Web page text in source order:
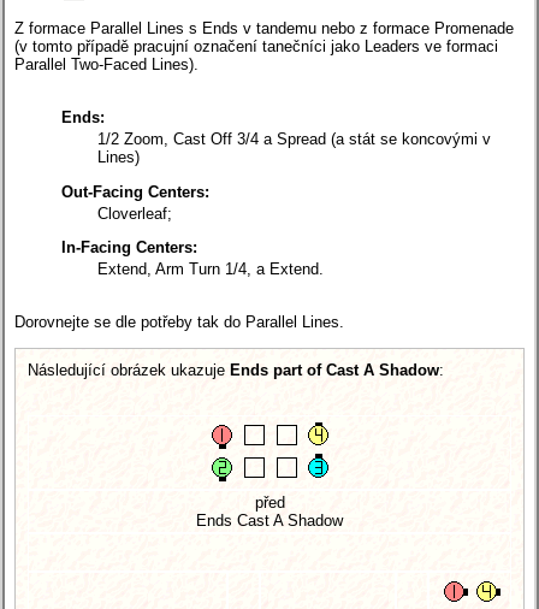
Z formace Parallel Lines s Ends v tandemu nebo z formace Promenade
(v tomto případě pracujní označení tanečníci jako Leaders ve formaci
Parallel Two-Faced Lines).
Ends:
1/2 Zoom, Cast Off 3/4 a Spread (a stát se koncovými v
Lines)
Out-Facing Centers:
Cloverleaf;
In-Facing Centers:
Extend, Arm Turn 1/4, a Extend.
Dorovnejte se dle potřeby tak do Parallel Lines.
Následující obrázek ukazuje Ends part of Cast A Shadow:
před
Ends Cast A Shadow